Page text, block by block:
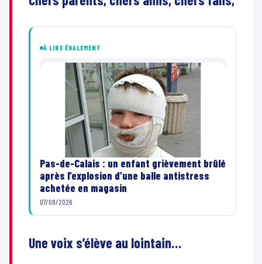
À LIRE ÉGALEMENT
Pas-de-Calais : un enfant grièvement brûlé
après l’explosion d’une balle antistress
achetée en magasin
07/08/2026
Une voix s’élève au lointain…